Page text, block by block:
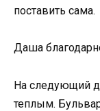
поставить сама.
Даша
На следующий
теплым.